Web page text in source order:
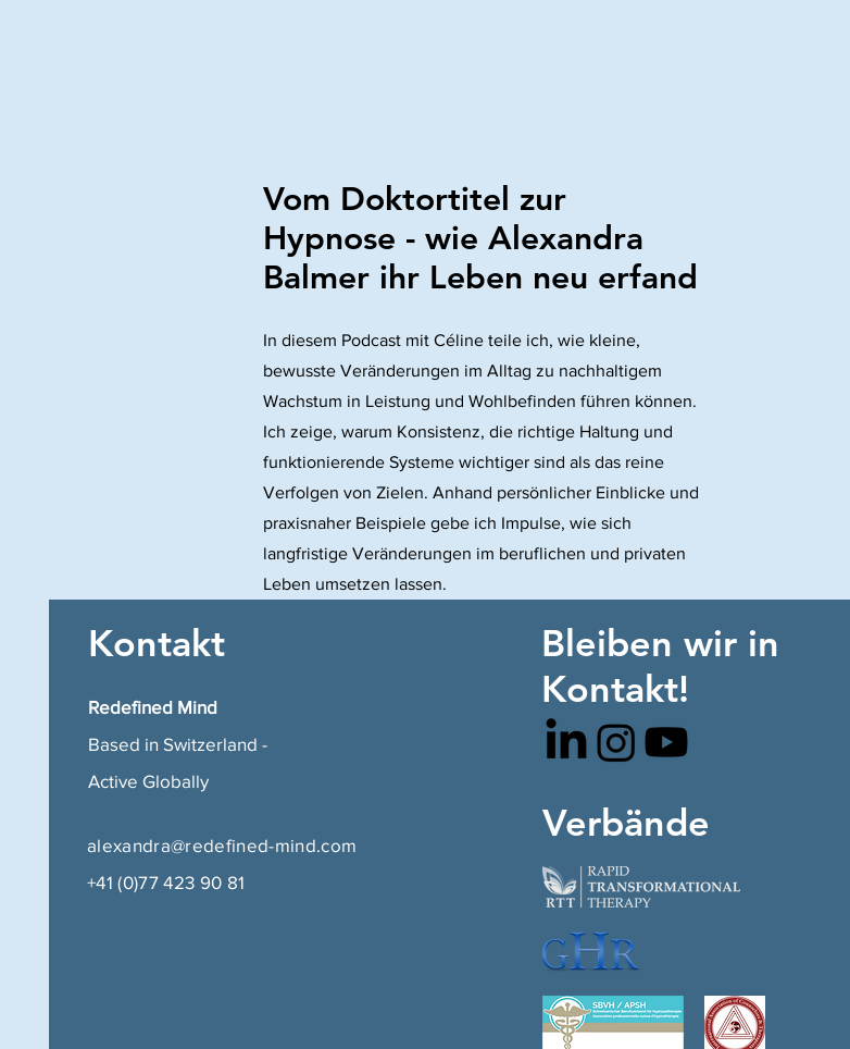
Vom Doktortitel zur
Hypnose - wie Alexandra
Balmer ihr Leben neu erfand
In diesem Podcast mit Céline teile ich, wie kleine,
bewusste Veränderungen im Alltag zu nachhaltigem
Wachstum in Leistung und Wohlbefinden führen können.
Ich zeige, warum Konsistenz, die richtige Haltung und
funktionierende Systeme wichtiger sind als das reine
Verfolgen von Zielen. Anhand persönlicher Einblicke und
praxisnaher Beispiele gebe ich Impulse, wie sich
langfristige Veränderungen im beruflichen und privaten
Leben umsetzen lassen.
Kontakt
Redefined Mind
Based in Switzerland -
Active Globally
alexandra@redefined-mind.com
+41 (0)77 423 90 81
Bleiben wir in
Kontakt!
Verbände